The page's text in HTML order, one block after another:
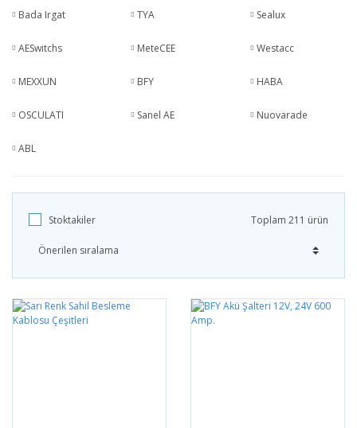
Bada Irgat TYA Sealux
AESwitchs MeteCEE Westacc
MEXXUN BFY HABA
OSCULATI Sanel AE Nuovarade
ABL
Stoktakiler Toplam 211 ürün